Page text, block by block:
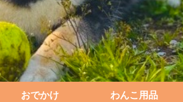
おでかけ わんこ用品